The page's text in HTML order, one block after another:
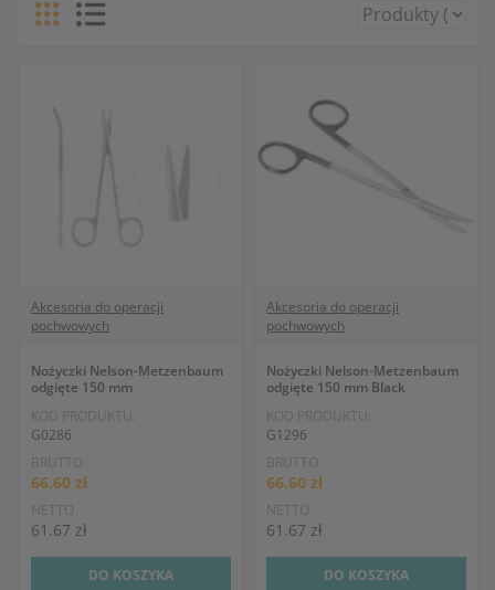
Akcesoria do operacji
pochwowych
Nożyczki Nelson-Metzenbaum
odgięte 150 mm
KOD PRODUKTU:
G0286
BRUTTO
66.60 zł
NETTO
61.67 zł
DO KOSZYKA
Akcesoria do operacji
pochwowych
Nożyczki Nelson-Metzenbaum
odgięte 150 mm Black
KOD PRODUKTU:
G1296
BRUTTO
66.60 zł
NETTO
61.67 zł
DO KOSZYKA